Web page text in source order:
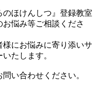
ほけんしつ』登録教室
悩み等ご相談くださ
にお悩みに寄り添いサ
たします。
い合わせください。